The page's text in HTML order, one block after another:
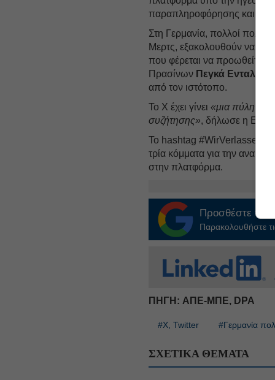
παραπληροφόρησης και
Στη Γερμανία, πολλοί
Μερτς, εξακολουθούν να
που φέρεται να προωθείται
Πρασίνων Πεγκά Ενταλατιάν
από τον ιστότοπο.
Το X έχει γίνει«μια πύλη για
συζήτησης», δήλωσε η
Το hashtag #WirVerlassenX
τρία κόμματα για την
στην πλατφόρμα.
Προσθέστε το
Παρακολουθήστε
ΠΗΓΗ: ΑΠΕ-ΜΠΕ, DPA
#X, Twitter #Γερμανία
ΣΧΕΤΙΚΑ ΘΕΜΑΤΑ